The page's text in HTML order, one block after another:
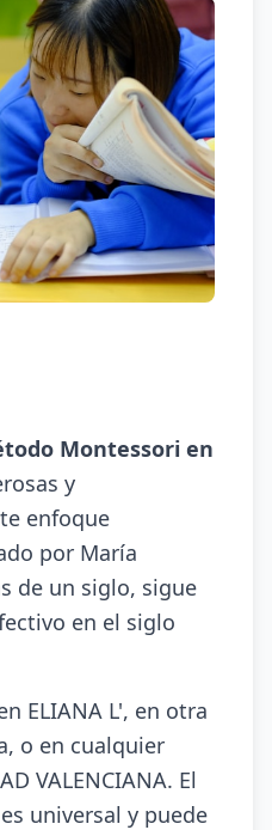
Montessori en
y
enfoque
por María
de un siglo, sigue
en el siglo
ELIANA L', en otra
o en cualquier
VALENCIANA. El
universal y puede